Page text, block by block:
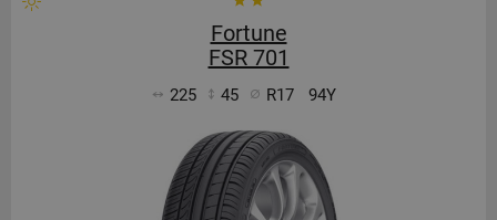
Fortune
FSR 701
225 45 R17 94Y